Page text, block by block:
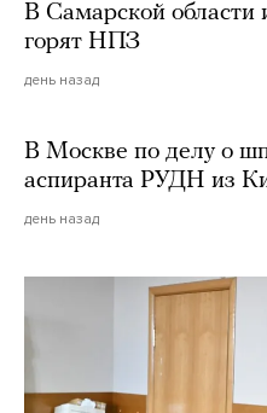
В Самарской области
горят НПЗ
день назад
В Москве по делу о
аспиранта РУДН из
день назад